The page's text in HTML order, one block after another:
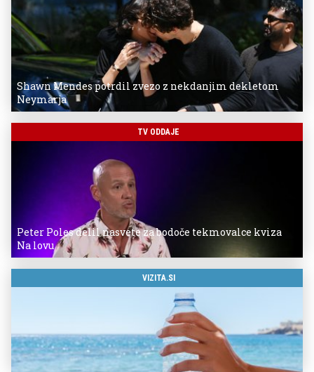
Shawn Mendes potrdil zvezo z nekdanjim dekletom
Neymarja
TV ODDAJE
Peter Poles delil nasvete za bodoče tekmovalce kviza
Na lovu
VIZITA.SI